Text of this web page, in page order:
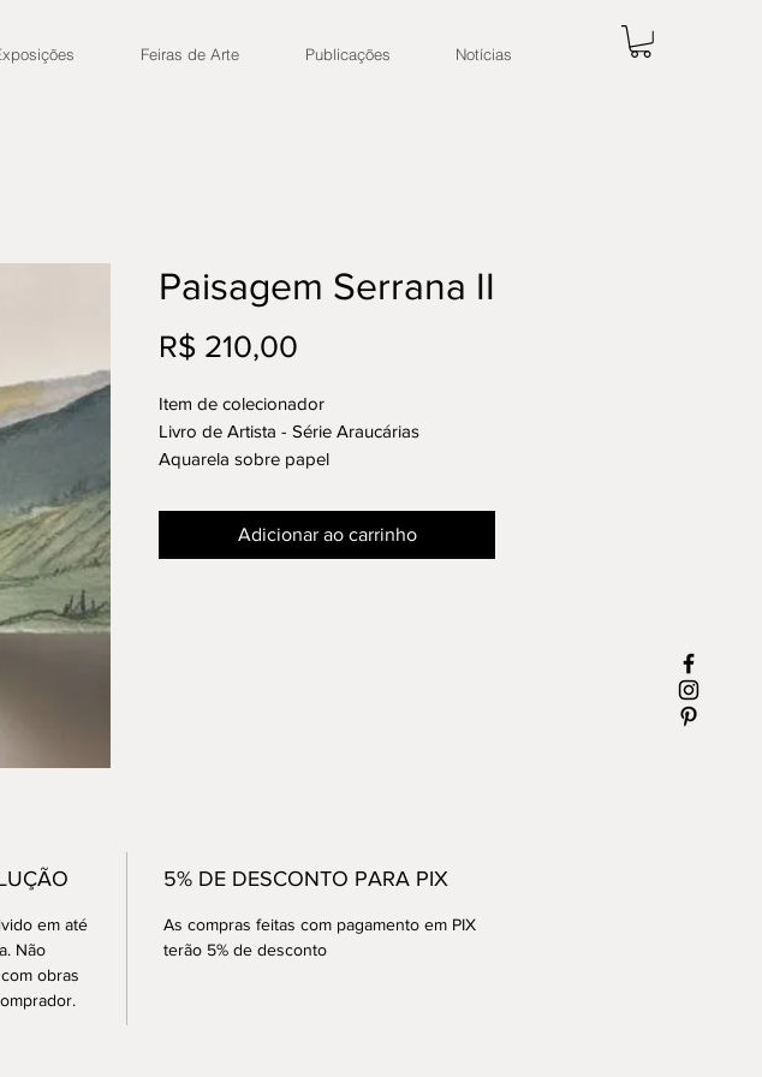
Feiras de Arte Publicações Notícias
Paisagem Serrana II
R$ 210,00
Item de colecionador
Livro de Artista - Série Araucárias
Aquarela sobre papel
Edição Única
Adicionar ao carrinho
em até
Não
obras
5% DE DESCONTO PARA PIX
As compras feitas com pagamento em PIX
terão 5% de desconto